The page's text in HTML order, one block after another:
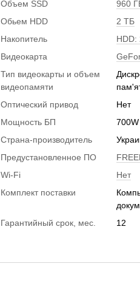
Объем SSD
960
Обьем HDD
2 ТБ
Накопитель
HDD:
Видеокарта
Тип видеокарты и объем
видеопамяти
Оптический привод
Нет
Мощность БП
700W
Страна-производитель
Предустановленное ПО
Wi-Fi
Нет
Комплект поставки
Гарантийный срок, мес.
12